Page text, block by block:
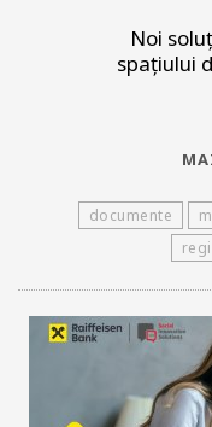
Noi
spațiului
documente